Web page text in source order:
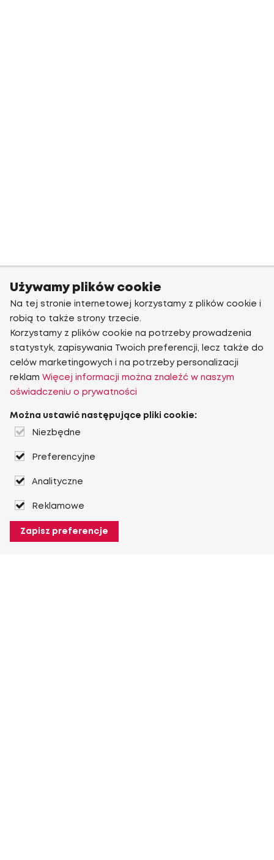
Używamy plików cookie
Na tej stronie internetowej korzystamy z plików cookie i
robią to także strony trzecie.
Korzystamy z plików cookie na potrzeby prowadzenia
statystyk, zapisywania Twoich preferencji, lecz także do
celów marketingowych i na potrzeby personalizacji
reklam Więcej informacji można znaleźć w naszym
oświadczeniu o prywatności
Można ustawić następujące pliki cookie:
Niezbędne
Preferencyjne
Analityczne
Reklamowe
Zapisz preferencje